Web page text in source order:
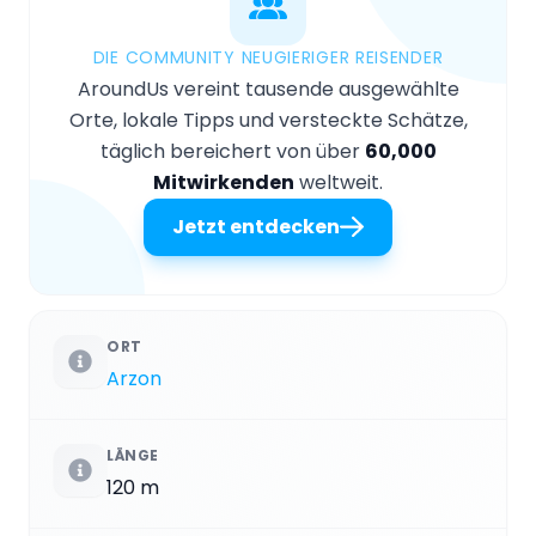
DIE COMMUNITY NEUGIERIGER REISENDER
AroundUs vereint tausende ausgewählte
Orte, lokale Tipps und versteckte Schätze,
täglich bereichert von über 60,000
Mitwirkenden weltweit.
Jetzt entdecken
ORT
Arzon
LÄNGE
120 m